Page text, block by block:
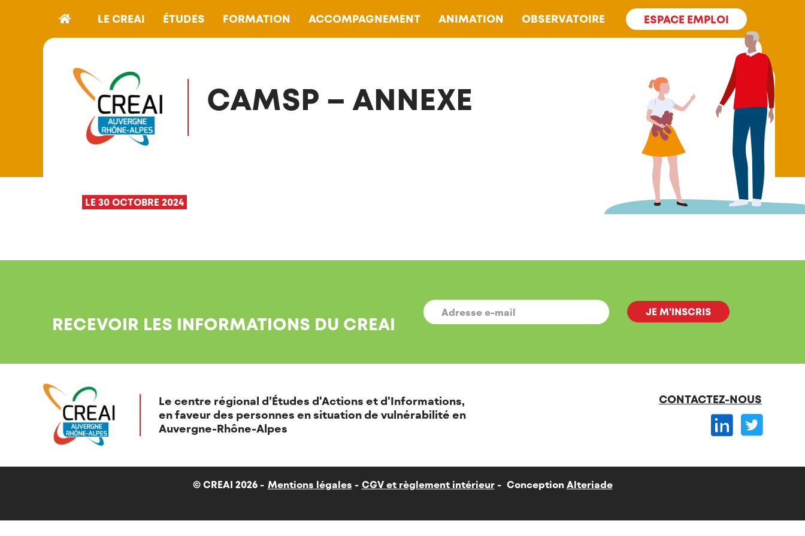
LE CREAI ÉTUDES FORMATION ACCOMPAGNEMENT ANIMATION OBSERVATOIRE ESPACE EMPLOI
CAMSP – ANNEXE
LE 30 OCTOBRE 2024
RECEVOIR LES INFORMATIONS DU CREAI
E-
MAIL *
Le centre régional d’Études d'Actions et d'Informations,
en faveur des personnes en situation de vulnérabilité en
Auvergne-Rhône-Alpes
CONTACTEZ-NOUS
© CREAI 2026 - Mentions légales CGV et règlement intérieur Conception Alteriade